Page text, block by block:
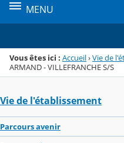
MENU
Vous êtes ici : Accueil›Vie de
ARMAND - VILLEFRANCHE S/S
Vie de l'établissement
Parcours avenir